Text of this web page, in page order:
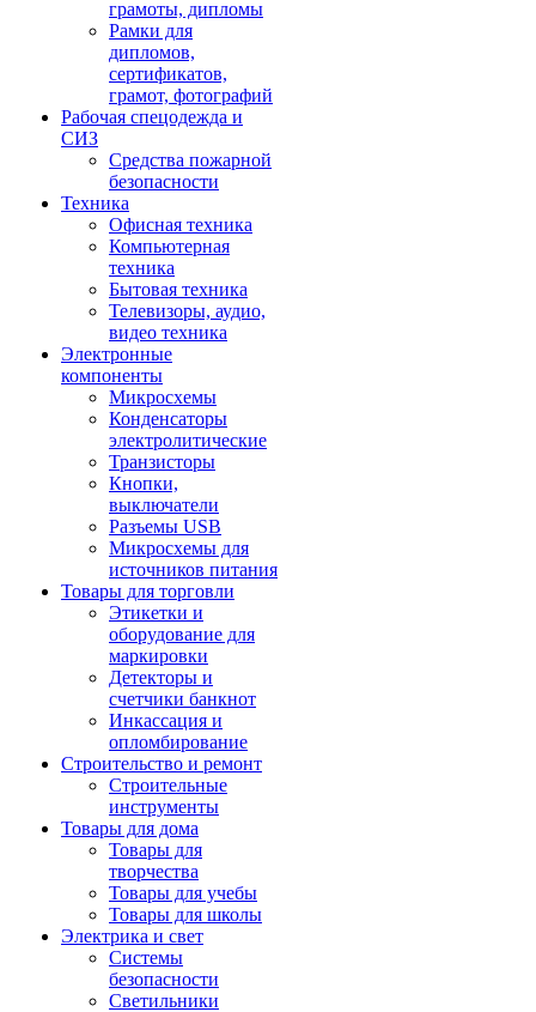
грамоты, дипломы
Рамки для
дипломов,
сертификатов,
грамот, фотографий
Рабочая спецодежда и
СИЗ
Средства пожарной
безопасности
Техника
Офисная техника
Компьютерная
техника
Бытовая техника
Телевизоры, аудио,
видео техника
Электронные
компоненты
Микросхемы
Конденсаторы
электролитические
Транзисторы
Кнопки,
выключатели
Разъемы USB
Микросхемы для
источников питания
Товары для торговли
Этикетки и
оборудование для
маркировки
Детекторы и
счетчики банкнот
Инкассация и
опломбирование
Строительство и ремонт
Строительные
инструменты
Товары для дома
Товары для
творчества
Товары для учебы
Товары для школы
Электрика и свет
Системы
безопасности
Светильники